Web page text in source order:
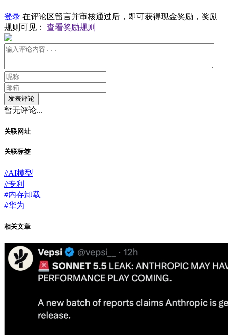
登录 在评论区留言并审核通过后，即可获得现金奖励，奖励
规则可见： 查看奖励规则
发表评论
暂无评论...
关联网址
关联标签
#AI模型
#专利
#内存卸载
#华为
相关文章